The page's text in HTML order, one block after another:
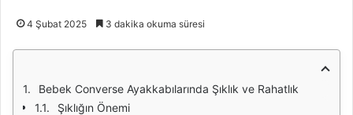
4 Şubat 2025 3 dakika okuma süresi
Bebek Converse Ayakkabılarında Şıklık ve Rahatlık
Şıklığın Önemi